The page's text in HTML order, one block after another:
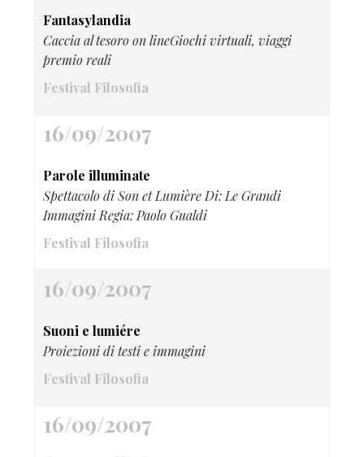
Fantasylandia
Caccia al tesoro on lineGiochi virtuali, viaggi
premio reali
Festival Filosofia
16/09/2007
Parole illuminate
Spettacolo di Son et Lumière Di: Le Grandi
Immagini Regia: Paolo Gualdi
Festival Filosofia
16/09/2007
Suoni e lumiére
Proiezioni di testi e immagini
Festival Filosofia
16/09/2007